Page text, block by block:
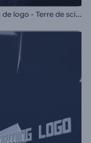
A
nimation de logo - Terre de science-fiction